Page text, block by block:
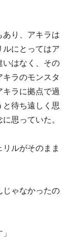
り、アキラは
ルにとってはア
いはなく、その
ラのモンスタ
ラに拠点で過
と待ち遠しく思
思っていた。
ルがそのまま
ゃなかったの